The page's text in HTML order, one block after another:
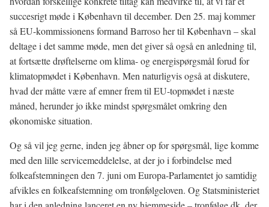
succesrigt møde i København til december. Den 25. maj kommer
så EU-kommissionens formand Barroso her til København – skal
deltage i det samme møde, men det giver så også en anledning til,
at fortsætte drøftelserne om klima- og energispørgsmål forud for
klimatopmødet i København. Men naturligvis også at diskutere,
hvad der måtte være af emner frem til EU-topmødet i næste
måned, herunder jo ikke mindst spørgsmålet omkring den
økonomiske situation.
Og så vil jeg gerne, inden jeg åbner op for spørgsmål, lige komme
med den lille servicemeddelelse, at der jo i forbindelse med
folkeafstemningen den 7. juni om Europa-Parlamentet jo samtidig
afvikles en folkeafstemning om tronfølgeloven. Og Statsministeriet